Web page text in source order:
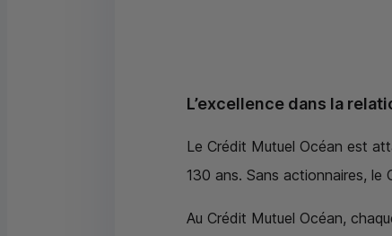
L’excellence dans la
Le Crédit Mutuel Océan est
130 ans. Sans actionnaires, le
Au Crédit Mutuel Océan,